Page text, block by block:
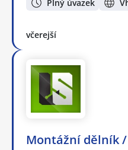
Plný úvazek
včerejší
Montážní dělník /